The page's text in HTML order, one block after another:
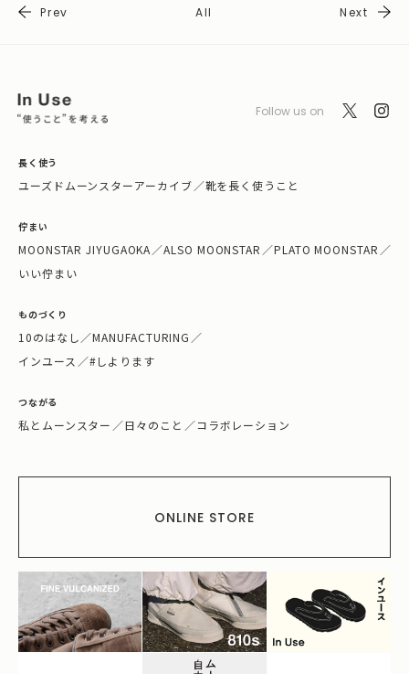
Prev All Next
Follow us on
長く使う
ユーズドムーンスターアーカイブ ／靴を長く使うこと
佇まい
MOONSTAR JIYUGAOKA ／ALSO MOONSTAR ／PLATO MOONSTAR ／
いい佇まい
ものづくり
10のはなし ／MANUFACTURING ／
インユース ／#しよります
つながる
私とムーンスター ／日々のこと ／コラボレーション
ONLINE STORE